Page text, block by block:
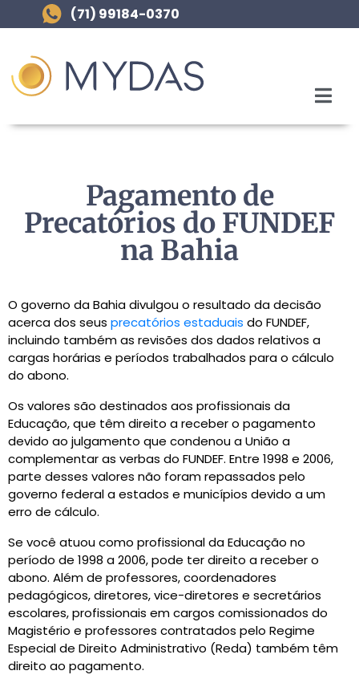
(71) 99184-0370
Pagamento de
Precatórios do FUNDEF
na Bahia
O governo da Bahia divulgou o resultado da decisão
acerca dos seus precatórios estaduais do FUNDEF,
incluindo também as revisões dos dados relativos a
cargas horárias e períodos trabalhados para o cálculo
do abono.
Os valores são destinados aos profissionais da
Educação, que têm direito a receber o pagamento
devido ao julgamento que condenou a União a
complementar as verbas do FUNDEF. Entre 1998 e 2006,
parte desses valores não foram repassados pelo
governo federal a estados e municípios devido a um
erro de cálculo.
Se você atuou como profissional da Educação no
período de 1998 a 2006, pode ter direito a receber o
abono. Além de professores, coordenadores
pedagógicos, diretores, vice-diretores e secretários
escolares, profissionais em cargos comissionados do
Magistério e professores contratados pelo Regime
Especial de Direito Administrativo (Reda) também têm
direito ao pagamento.